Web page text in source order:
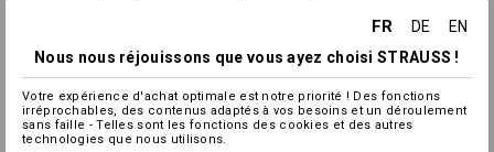
Hauteur et largeur réglables grâce à un cordon à tunner
avec des bandes larges
À attacher à l'avant ou à l'arrière, ceinture avec passants
Passant latéral pour les serviettes ou autres
Longueur (sans bavette) : 82 cm
FR DE
EN
Nous nous réjouissons que vous ayez choisi STRAUSS !
Votre expérience d'achat optimale est notre priorité ! Des fonctions
irréprochables, des contenus adaptés à vos besoins et un déroulement
sans faille - Telles sont les fonctions des cookies et des autres
technologies que nous utilisons.